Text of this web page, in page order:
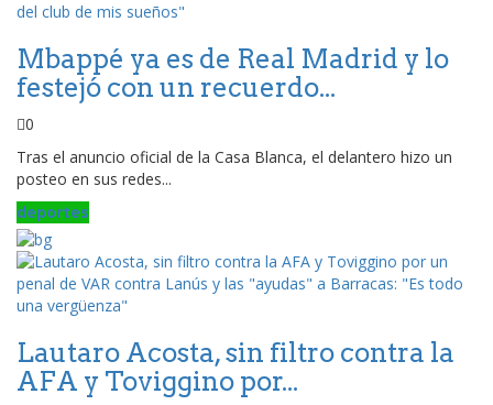
Mbappé ya es de Real Madrid y lo
festejó con un recuerdo...
0
Tras el anuncio oficial de la Casa Blanca, el delantero hizo un
posteo en sus redes...
deportes
Lautaro Acosta, sin filtro contra la
AFA y Toviggino por...